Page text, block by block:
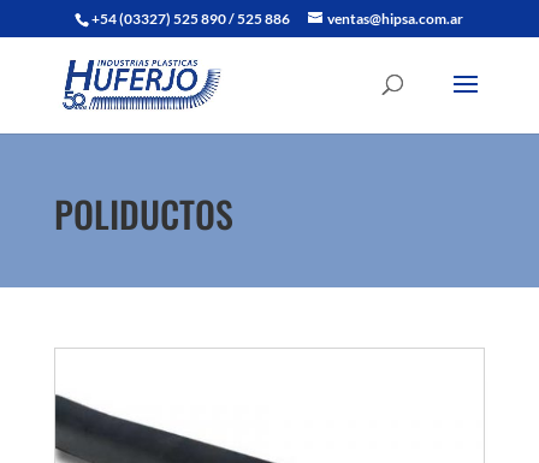
+54 (03327) 525 890 / 525 886 ventas@hipsa.com.ar
POLIDUCTOS